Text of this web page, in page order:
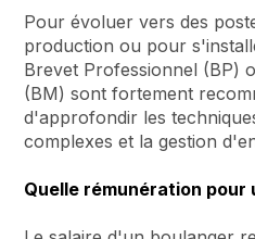
Pour évoluer vers des
production ou pour
Brevet Professionnel (BP)
(BM) sont fortement
d'approfondir les
complexes et la gestion
Quelle rémunération pour